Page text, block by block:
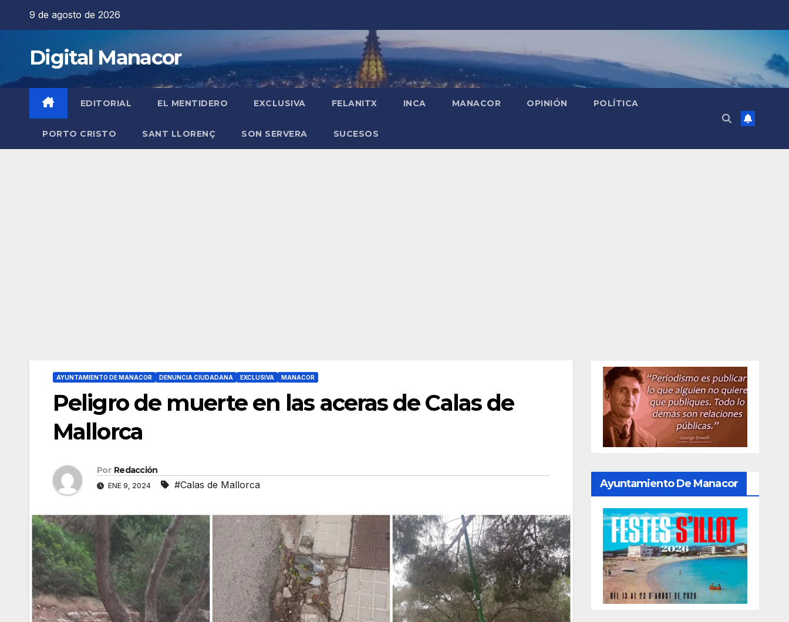
9 de agosto de 2026
Digital Manacor
EDITORIAL EL MENTIDERO EXCLUSIVA FELANITX INCA MANACOR OPINIÓN POLÍTICA
PORTO CRISTO SANT LLORENÇ SON SERVERA SUCESOS
AYUNTAMIENTO DE MANACOR DENUNCIA CIUDADANA EXCLUSIVA MANACOR
Peligro de muerte en las aceras de Calas de
Mallorca
Por Redacción
ENE 9, 2024 #Calas de Mallorca Ayuntamiento De Manacor